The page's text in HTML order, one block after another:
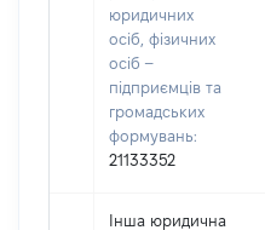
юридичних
осіб, фізичних
осіб –
підприємців та
громадських
формувань:
21133352
Інша юридична